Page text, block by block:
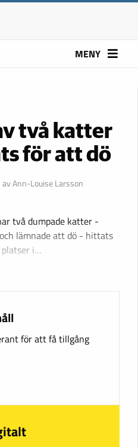
MENY
två katter
för att dö
av Ann-Louise Larsson
två dumpade katter -
lämnade att dö - hittats
platser i…
för att få tillgång